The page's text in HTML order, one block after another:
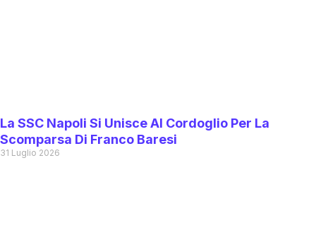
La SSC Napoli Si Unisce Al Cordoglio Per La
Scomparsa Di Franco Baresi
31 Luglio 2026